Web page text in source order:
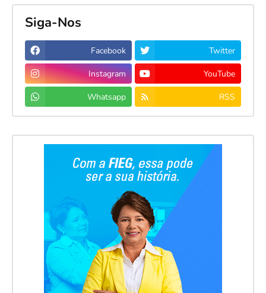
Siga-Nos
Facebook Twitter
Instagram YouTube
Whatsapp RSS